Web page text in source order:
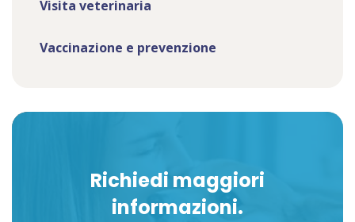
Visita veterinaria
Vaccinazione e prevenzione
Richiedi maggiori
informazioni.